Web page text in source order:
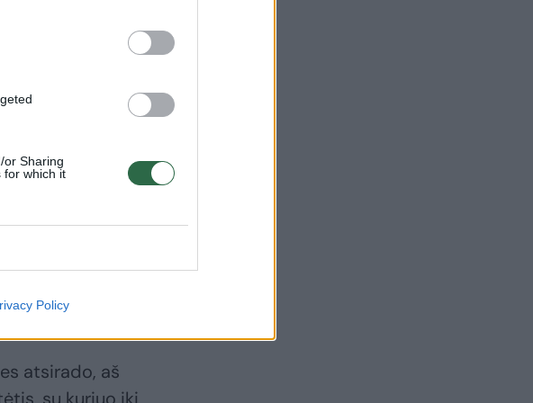
or Sharing
for which it
Policy
teigė
teigė, kad
jo
keltą su savo
buvome kartu.
nesąžininga
atsirado, aš
su kuriuo iki